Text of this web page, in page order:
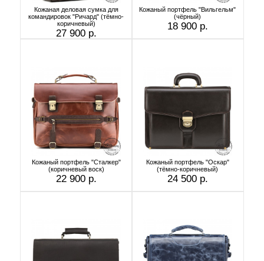
Кожаная деловая сумка для
командировок "Ричард" (тёмно-
коричневый)
27 900 р.
Кожаный портфель "Вильгельм"
(чёрный)
18 900 р.
Кожаный портфель "Сталкер"
(коричневый воск)
22 900 р.
Кожаный портфель "Оскар"
(тёмно-коричневый)
24 500 р.